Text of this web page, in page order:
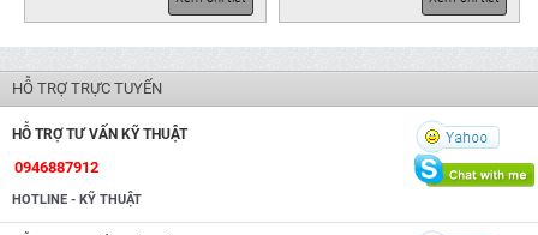
HỖ TRỢ TRỰC TUYẾN
HỖ TRỢ TƯ VẤN KỸ THUẬT
0946887912
HOTLINE - KỸ THUẬT